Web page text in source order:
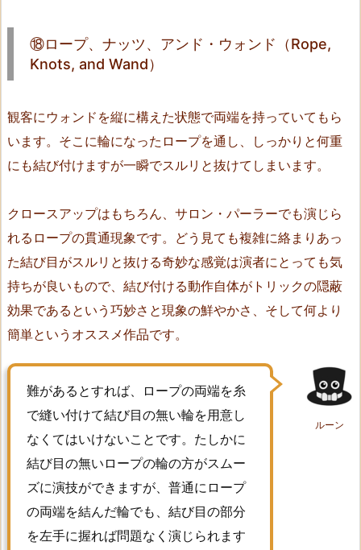
h
e
o
u
b
T
h
o
u
g
1
8.
⑰
コ
ー
ジ
ェ
⑱ロープ、ナッツ、アンド・ウォンド（Rope,
Knots, and Wand）
観客にウォンドを縦に構えた状態で両端を持っていてもら
います。そこに輪になったロープを通し、しっかりと何重
にも結び付けますが一瞬でスルリと抜けてしまいます。
クロースアップはもちろん、サロン・パーラーでも演じら
れるロープの貫通現象です。どう見ても複雑に絡まりあっ
た結び目がスルリと抜ける奇妙な感覚は演者にとっても気
持ちが良いもので、結び付ける動作自体がトリックの隠蔽
効果であるという巧妙さと現象の鮮やかさ、そして何より
簡単というオススメ作品です。
ルーン
難があるとすれば、ロープの両端を糸
で縫い付けて結び目の無い輪を用意し
なくてはいけないことです。たしかに
結び目の無いロープの輪の方がスムー
ズに演技ができますが、普通にロープ
の両端を結んだ輪でも、結び目の部分
を左手に握れば問題なく演じられます